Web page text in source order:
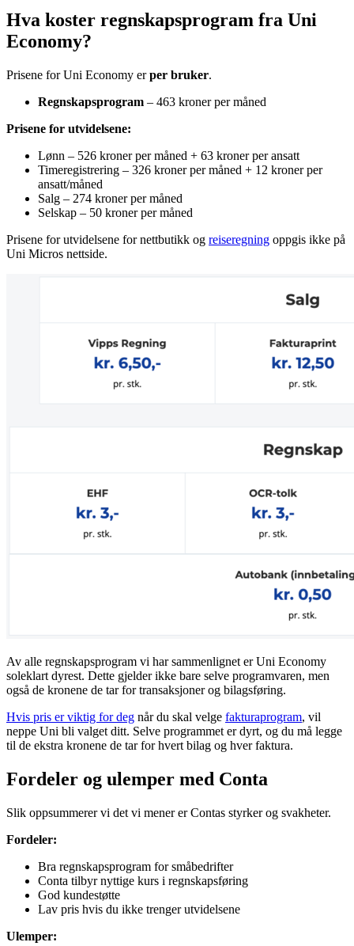
Hva koster regnskapsprogram fra Uni
Economy?
Prisene for Uni Economy erper bruker.
Regnskapsprogram – 463 kroner per måned
Prisene for utvidelsene:
Lønn – 526 kroner per måned + 63 kroner per ansatt
Timeregistrering – 326 kroner per måned + 12 kroner per
ansatt/måned
Salg – 274 kroner per måned
Selskap – 50 kroner per måned
Prisene for utvidelsene for nettbutikk og reiseregning oppgis ikke på
Uni Micros nettside.
Av alle regnskapsprogram vi har sammenlignet er Uni Economy
soleklart dyrest. Dette gjelder ikke bare selve programvaren, men
også de kronene de tar for transaksjoner og bilagsføring.
Hvis pris er viktig for deg når du skal velge fakturaprogram, vil
neppe Uni bli valget ditt. Selve programmet er dyrt, og du må legge
til de ekstra kronene de tar for hvert bilag og hver faktura.
Fordeler og ulemper med Conta
Slik oppsummerer vi det vi mener er Contas styrker og svakheter.
Fordeler:
Bra regnskapsprogram for småbedrifter
Conta tilbyr nyttige kurs i regnskapsføring
God kundestøtte
Lav pris hvis du ikke trenger utvidelsene
Ulemper: